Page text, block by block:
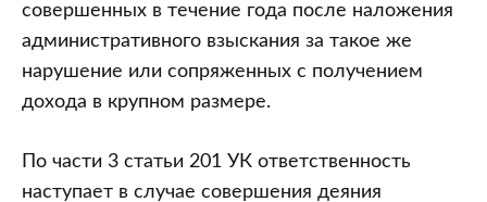
совершенных в течение года после наложения
административного взыскания за такое же
нарушение или сопряженных с получением
дохода в крупном размере.
По части 3 статьи 201 УК ответственность
наступает в случае совершения деяния